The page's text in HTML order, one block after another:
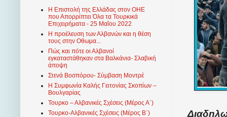
Η Επιστολή της Ελλάδας στον ΟΗΕ
που Απορρίπτει Όλα τα Τουρκικά
Επιχειρήματα - 25 Μαΐου 2022
Η προέλευση των Αλβανών και η θέση
τους στην Οθωμα...
Πώς και πότε οι Αλβανοί
εγκαταστάθηκαν στα Βαλκάνια- Σλαβική
άποψη
Στενά Βοσπόρου- Σύμβαση Μοντρέ
Η Συμφωνία Καλής Γειτονίας Σκοπίων –
Βουλγαρίας
Τουρκο – Αλβανικές Σχέσεις (Mέρος Α΄)
Τουρκο-Αλβανικές Σχέσεις (Μέρος Β΄)